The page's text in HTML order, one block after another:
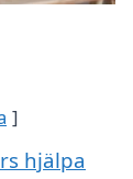
hjälpa